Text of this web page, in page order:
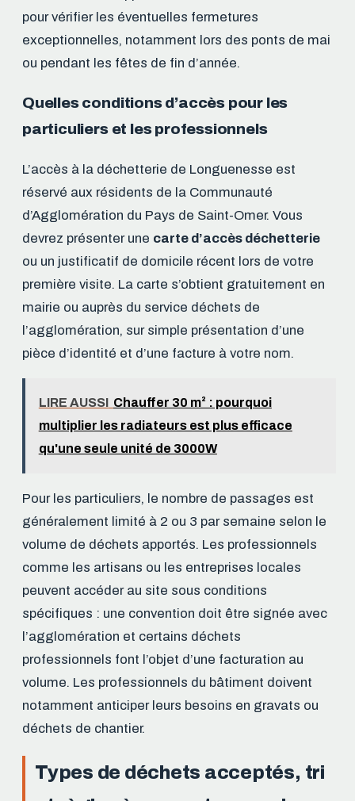
pour vérifier les éventuelles fermetures
exceptionnelles, notamment lors des ponts de mai
ou pendant les fêtes de fin d’année.
Quelles conditions d’accès pour les
particuliers et les professionnels
L’accès à la déchetterie de Longuenesse est
réservé aux résidents de la Communauté
d’Agglomération du Pays de Saint-Omer. Vous
devrez présenter une carte d’accès déchetterie
ou un justificatif de domicile récent lors de votre
première visite. La carte s’obtient gratuitement en
mairie ou auprès du service déchets de
l’agglomération, sur simple présentation d’une
pièce d’identité et d’une facture à votre nom.
LIRE AUSSI
Chauffer 30 m² : pourquoi
multiplier les radiateurs est plus efficace
qu'une seule unité de 3000W
Pour les particuliers, le nombre de passages est
généralement limité à 2 ou 3 par semaine selon le
volume de déchets apportés. Les professionnels
comme les artisans ou les entreprises locales
peuvent accéder au site sous conditions
spécifiques : une convention doit être signée avec
l’agglomération et certains déchets
professionnels font l’objet d’une facturation au
volume. Les professionnels du bâtiment doivent
notamment anticiper leurs besoins en gravats ou
déchets de chantier.
Types de déchets acceptés, tri